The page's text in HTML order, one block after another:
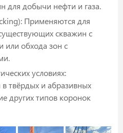
для добычи нефти и газа.
Применяются для
скважин с
или обхода зон с
условиях:
твёрдых и абразивных
других типов коронок